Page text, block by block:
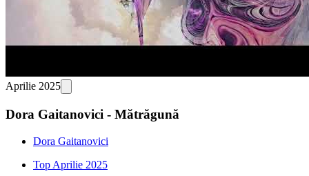
Aprilie 2025
Dora Gaitanovici - Mătrăgună
Dora Gaitanovici
Top Aprilie 2025